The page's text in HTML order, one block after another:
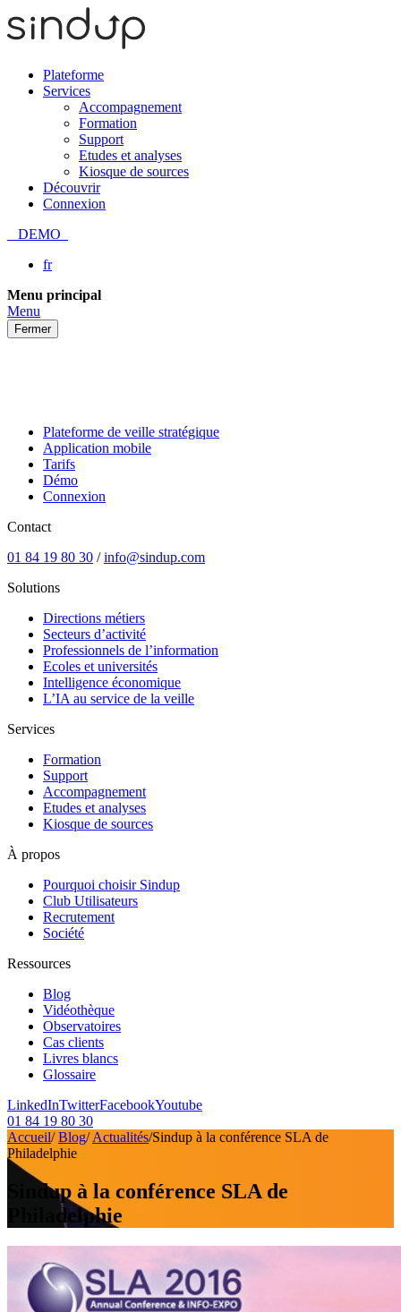
Plateforme
Services
Accompagnement
Formation
Support
Etudes et analyses
Kiosque de sources
Découvrir
Connexion
DEMO
fr
Passer
au
contenu
Menu principal
Menu
Fermer
Plateforme de veille stratégique
Application mobile
Tarifs
Démo
Connexion
Contact
01 84 19 80 30 /info@sindup.com
Solutions
Directions métiers
Secteurs d’activité
Professionnels de l’information
Ecoles et universités
Intelligence économique
L’IA au service de la veille
Services
Formation
Support
Accompagnement
Etudes et analyses
Kiosque de sources
À propos
Pourquoi choisir Sindup
Club Utilisateurs
Recrutement
Société
Ressources
Blog
Vidéothèque
Observatoires
Cas clients
Livres blancs
Glossaire
LinkedInTwitterFacebookYoutube
01 84 19 80 30
Accueil/ Blog/ Actualités/Sindup à la conférence SLA de
Philadelphie
Sindup à la conférence SLA de
Philadelphie